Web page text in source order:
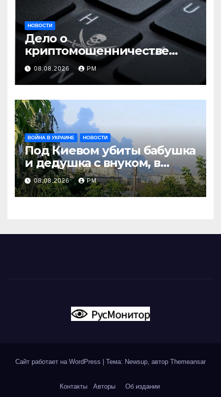
НОВОСТИ
Дело о
криптомошенничестве
оборачивают в содействие
терроризму
08.08.2026 РМ
ВОЙНА В УКРАИНЕ НОВОСТИ
Под Киевом убиты бабушка
и дедушка с внуком, в
Поволжье и на Кубани
вновь горят НПЗ
08.08.2026 РМ
Сайт работает на WordPress Тема: Newsup, автор Themeansar
Контакты Авторы Об издании